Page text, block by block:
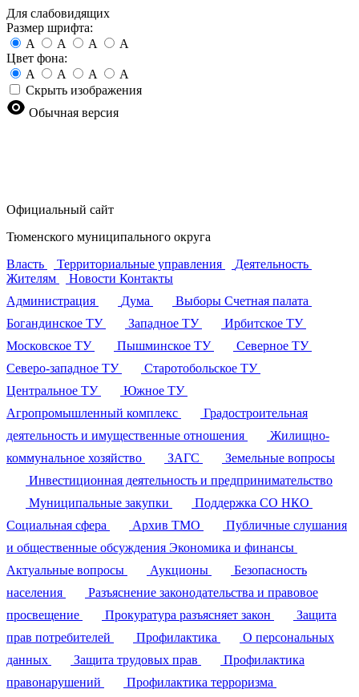
Для слабовидящих
Размер шрифта:
A
A A
A
Цвет фона:
A
A A
A
Скрыть изображения
Обычная версия
Официальный сайт
Тюменского муниципального округа
Власть
Территориальные управления
Деятельность
Жителям
Новости Контакты
Администрация
Дума Выборы Счетная палата
Богандинское ТУ
Западное ТУ
Ирбитское ТУ
Московское ТУ
Пышминское ТУ
Северное ТУ
Северо-западное ТУ
Старотобольское ТУ
Центральное ТУ
Южное ТУ
Агропромышленный комплекс
Градостроительная
деятельность и имущественные отношения
Жилищно-
коммунальное хозяйство
ЗАГС
Земельные вопросы
Инвестиционная деятельность и предпринимательство
Муниципальные закупки
Поддержка СО НКО
Социальная сфера
Архив ТМО
Публичные слушания
и общественные обсуждения Экономика и финансы
Актуальные вопросы
Аукционы
Безопасность
населения
Разъяснение законодательства и правовое
просвещение
Прокуратура разъясняет закон
Защита
прав потребителей
Профилактика
О персональных
данных
Защита трудовых прав
Профилактика
правонарушений
Профилактика терроризма